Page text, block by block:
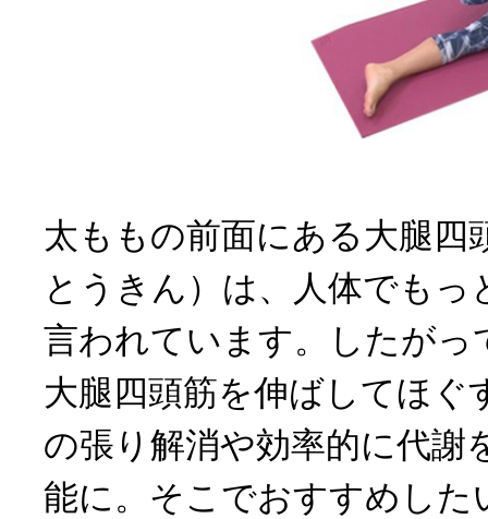
太ももの前面にある大腿四
とうきん）は、人体でもっ
言われています。したがっ
大腿四頭筋を伸ばしてほぐ
の張り解消や効率的に代謝
能に。そこでおすすめした